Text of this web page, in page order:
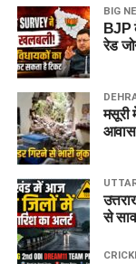
BIG
BJP
रेड
मसूरी
आवास
से